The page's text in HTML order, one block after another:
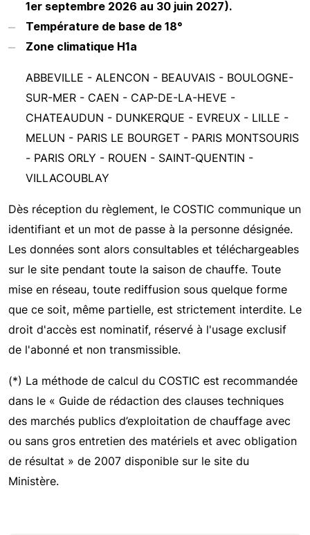
1er septembre 2026 au 30 juin 2027).
Température de base de 18°
Zone climatique H1a
ABBEVILLE - ALENCON - BEAUVAIS - BOULOGNE-
SUR-MER - CAEN - CAP-DE-LA-HEVE -
CHATEAUDUN - DUNKERQUE - EVREUX - LILLE -
MELUN - PARIS LE BOURGET - PARIS MONTSOURIS
- PARIS ORLY - ROUEN - SAINT-QUENTIN -
VILLACOUBLAY
Dès réception du règlement, le COSTIC communique un
identifiant et un mot de passe à la personne désignée.
Les données sont alors consultables et téléchargeables
sur le site pendant toute la saison de chauffe. Toute
mise en réseau, toute rediffusion sous quelque forme
que ce soit, même partielle, est strictement interdite. Le
droit d'accès est nominatif, réservé à l'usage exclusif
de l'abonné et non transmissible.
(*) La méthode de calcul du COSTIC est recommandée
dans le « Guide de rédaction des clauses techniques
des marchés publics d’exploitation de chauffage avec
ou sans gros entretien des matériels et avec obligation
de résultat » de 2007 disponible sur le site du
Ministère.